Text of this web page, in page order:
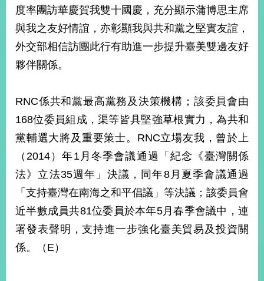
覽
本
部
新
聞
中
交
資
訊
國
家
地
區
國
度率團訪華慶賀我雙十國慶，充分顯示蒲博思主席
與我之友好情誼，亦彰顯我與共和黨之堅實友誼，
外交部相信訪團此行有助進一步提升臺美雙邊友好
夥伴關係。
RNC係共和黨最高黨務及決策機構；該委員會由
168位委員組成，渠等皆具堅強草根實力，為共和
黨輔選大將及重要策士。RNC立場友我，曾於上
（2014）年1月冬季會議通過「紀念《臺灣關係
法》立法35週年」決議，同年8月夏季會議通過
「支持臺灣在南海之和平倡議」等決議；該委員會
近半數成員共81位委員於本年5月春季會議中，連
署發表聲明，支持進一步強化臺美貿易及投資關
係。（E）